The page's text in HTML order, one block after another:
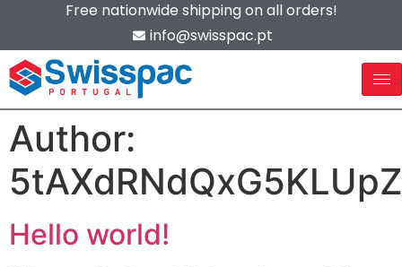
Free nationwide shipping on all orders!
info@swisspac.pt
Author:
Hello world!